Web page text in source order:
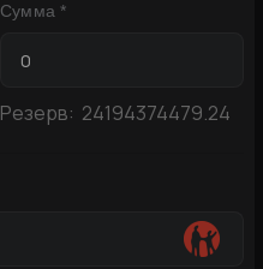
Сумма *
Резерв: 24194374479.24